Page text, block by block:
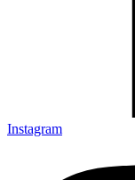
Instagram